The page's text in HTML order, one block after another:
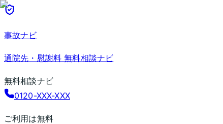
事故ナビ
通院先・慰謝料 無料相談ナビ
無料相談ナビ
0120-XXX-XXX
ご利用は無料